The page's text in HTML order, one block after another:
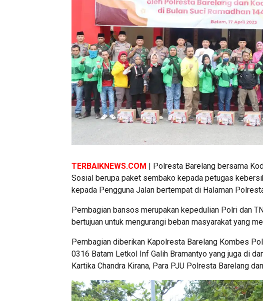
TERBAIKNEWS.COM
| Polresta Barelang bersama
Sosial berupa paket sembako kepada petugas
kepada Pengguna Jalan bertempat di Halaman
Pembagian bansos merupakan kepedulian Polri dan
bertujuan untuk mengurangi beban masyarakat yang
Pembagian diberikan Kapolresta Barelang Kombes
0316 Batam Letkol Inf Galih Bramantyo yang juga di
Kartika Chandra Kirana, Para PJU Polresta Barelang